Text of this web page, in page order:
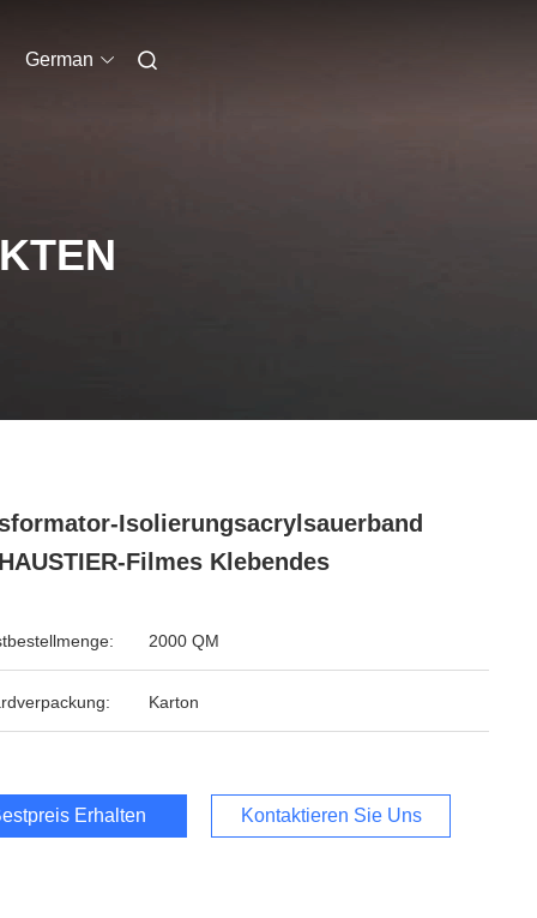
German
Isolierungsacrylsauerband
Filmes Klebendes
2000 QM
Karton
Erhalten Kontaktieren Sie Uns